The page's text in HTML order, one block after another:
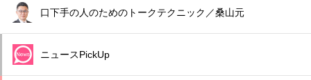
口下手の人のためのトークテクニック／桑山元
ニュースPickUp